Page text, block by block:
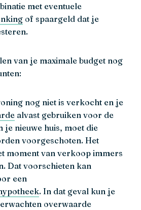
met eventuele
of spaargeld dat je
van je maximale budget nog
nog niet is verkocht en je
alvast gebruiken voor de
je nieuwe huis, moet die
voorgeschoten. Het
moment van verkoop immers
Dat voorschieten kan
een
. In dat geval kun je
overwaarde